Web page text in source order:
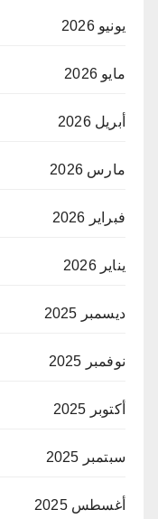
يونيو 2026
مايو 2026
أبريل 2026
مارس 2026
فبراير 2026
يناير 2026
ديسمبر 2025
نوفمبر 2025
أكتوبر 2025
سبتمبر 2025
أغسطس 2025